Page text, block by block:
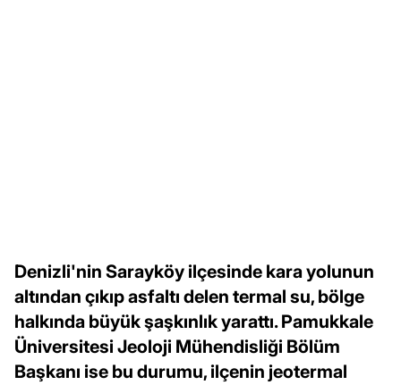
Denizli'nin Sarayköy ilçesinde kara yolunun
altından çıkıp asfaltı delen termal su, bölge
halkında büyük şaşkınlık yarattı. Pamukkale
Üniversitesi Jeoloji Mühendisliği Bölüm
Başkanı ise bu durumu, ilçenin jeotermal